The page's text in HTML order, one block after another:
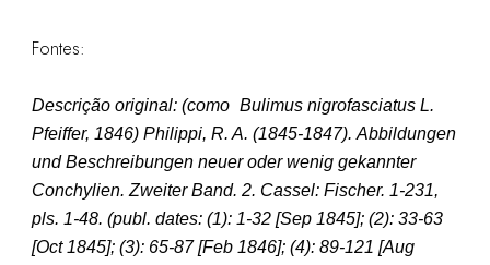
Fontes:
Descrição original: (como Bulimus nigrofasciatus L.
Pfeiffer, 1846) Philippi, R. A. (1845-1847). Abbildungen
und Beschreibungen neuer oder wenig gekannter
Conchylien. Zweiter Band. 2. Cassel: Fischer. 1-231,
pls. 1-48. (publ. dates: (1): 1-32 [Sep 1845]; (2): 33-63
[Oct 1845]; (3): 65-87 [Feb 1846]; (4): 89-121 [Aug